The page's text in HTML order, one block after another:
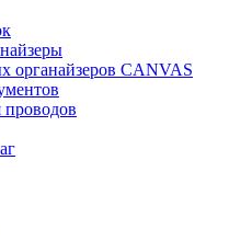
органайзеров CANVAS
проводов